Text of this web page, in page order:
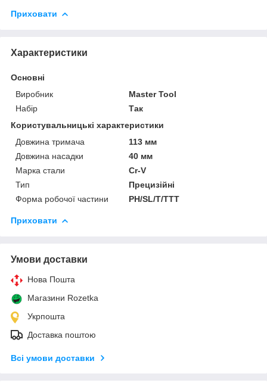
Приховати
Характеристики
Основні
Виробник
Master Tool
Набір
Так
Користувальницькі характеристики
Довжина тримача
113 мм
Довжина насадки
40 мм
Марка стали
Cr-V
Тип
Прецизійні
Форма робочої частини
PH/SL/T/ТТТ
Приховати
Умови доставки
Нова Пошта
Магазини Rozetka
Укрпошта
Доставка поштою
Всі умови доставки